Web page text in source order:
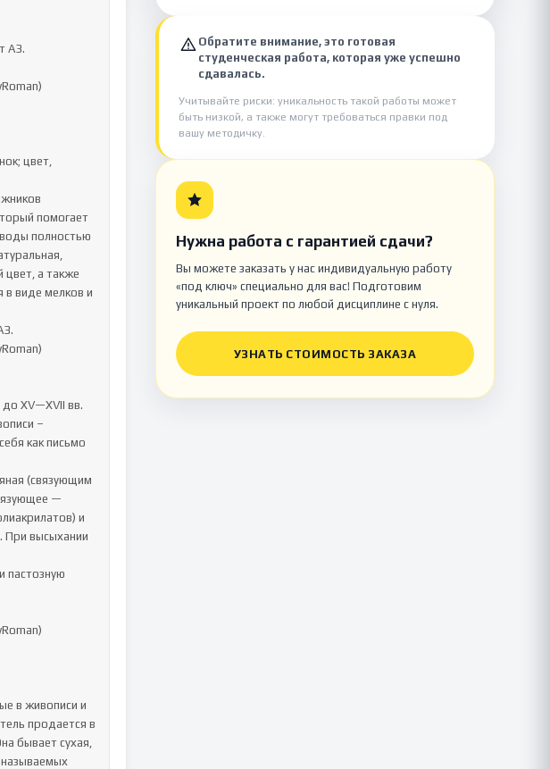
А3.
цвет,
помогает
воды полностью
цвет, а также
в виде мелков и
XV—XVII вв.
–
как письмо
(связующим
—
и
При высыхании
пастозную
в живописи и
продается в
бывает сухая,
называемых
Обратите внимание, это готовая
студенческая работа, которая уже успешно
сдавалась.
Учитывайте риски: уникальность такой работы может
быть низкой, а также могут требоваться правки под
вашу методичку.
Нужна работа с гарантией сдачи?
Вы можете заказать у нас индивидуальную работу
«под ключ» специально для вас! Подготовим
уникальный проект по любой дисциплине с нуля.
УЗНАТЬ СТОИМОСТЬ ЗАКАЗА